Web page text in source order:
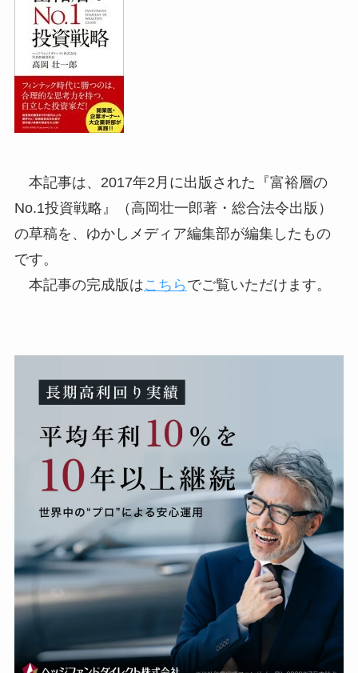
本記事は、2017年2月に出版された『富裕層の
No.1投資戦略』（高岡壮一郎著・総合法令出版）
の草稿を、ゆかしメディア編集部が編集したもの
です。
本記事の完成版はこちら でご覧いただけます。